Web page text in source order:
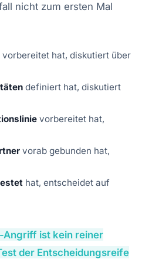
nicht zum ersten Mal
vorbereitet hat, diskutiert über
definiert hat, diskutiert
vorbereitet hat,
vorab gebunden hat,
hat, entscheidet auf
Angriff ist kein reiner
der Entscheidungsreife